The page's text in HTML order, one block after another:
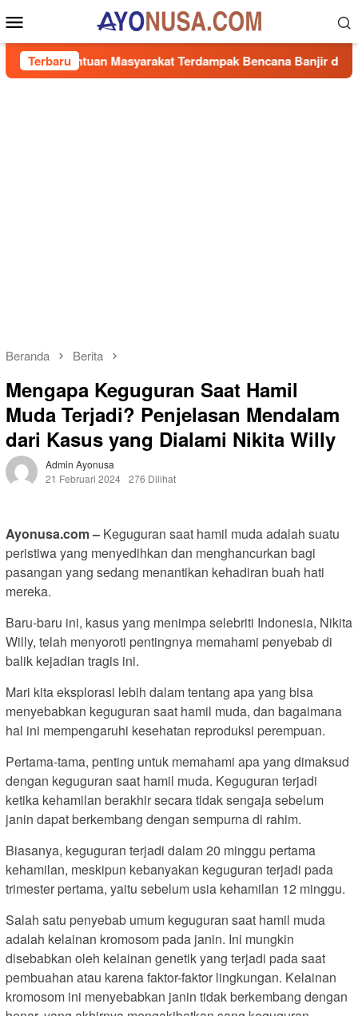
ke
kontenMobile
Terbaru
Masyarakat Terdampak Bencana Banjir di Sumbar
Beranda Berita
Mengapa Keguguran Saat Hamil
Muda Terjadi? Penjelasan Mendalam
dari Kasus yang Dialami Nikita Willy
Admin Ayonusa
21 Februari 2024 276 Dilihat
Ayonusa.com – Keguguran saat hamil muda adalah suatu
peristiwa yang menyedihkan dan menghancurkan bagi
pasangan yang sedang menantikan kehadiran buah hati
mereka.
Baru-baru ini, kasus yang menimpa selebriti Indonesia, Nikita
Willy, telah menyoroti pentingnya memahami penyebab di
balik kejadian tragis ini.
Mari kita eksplorasi lebih dalam tentang apa yang bisa
menyebabkan keguguran saat hamil muda, dan bagaimana
hal ini mempengaruhi kesehatan reproduksi perempuan.
Pertama-tama, penting untuk memahami apa yang dimaksud
dengan keguguran saat hamil muda. Keguguran terjadi
ketika kehamilan berakhir secara tidak sengaja sebelum
janin dapat berkembang dengan sempurna di rahim.
Biasanya, keguguran terjadi dalam 20 minggu pertama
kehamilan, meskipun kebanyakan keguguran terjadi pada
trimester pertama, yaitu sebelum usia kehamilan 12 minggu.
Salah satu penyebab umum keguguran saat hamil muda
adalah kelainan kromosom pada janin. Ini mungkin
disebabkan oleh kelainan genetik yang terjadi pada saat
pembuahan atau karena faktor-faktor lingkungan. Kelainan
kromosom ini menyebabkan janin tidak berkembang dengan